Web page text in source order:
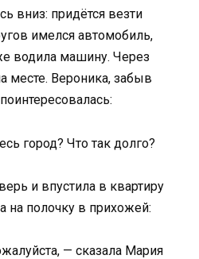
вниз: придётся везти
имелся автомобиль,
водила машину. Через
месте. Вероника, забыв
город? Что так долго?
и впустила в квартиру
на полочку в прихожей:
— сказала Мария